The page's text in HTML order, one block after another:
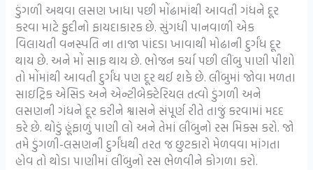
ડુંગળી અથવા લસણ ખાધા પછી મોંઢામાંથી આવતી ગંધને દૂર
કરવા માટે ફુદીનો ફાયદાકારક છે. સુંગધી પાનવાળી એક
વિલાયતી વનસ્પતિ ના તાજા પાંદડા ખાવાથી મોઢાની દુર્ગંધ દૂર
થાય છે. અને મોં સાફ થાય છે. ભોજન કર્યા પછી લીંબુ પાણી પીશો
તો મોંમાંથી આવતી દુર્ગંધ પણ દૂર થઈ શકે છે. લીંબુમાં જોવા મળતા
સાઇટ્રિક એસિડ અને એન્ટીબેક્ટેરિયલ તત્વો ડુંગળી અને
લસણની ગંધને દૂર કરીને શ્વાસને સંપૂર્ણ રીતે તાજું કરવામાં મદદ
કરે છે. થોડું હૂંફાળું પાણી લો અને તેમાં લીંબુનો રસ મિક્સ કરો. જો
તમે ડુંગળી-લસણની દુર્ગંધથી તરત જ છુટકારો મેળવવા માંગતા
હોવ તો થોડા પાણીમાં લીંબુનો રસ ભેળવીને કોગળા કરો.